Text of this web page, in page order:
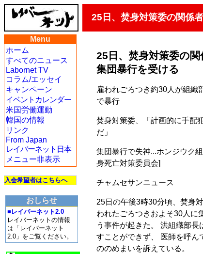
25日、焚身対策委の関係
Menu
ホーム
すべてのニュース
Labornet TV
コラム/エッセイ
キャンペーン
イベントカレンダー
米国労働運動
韓国の情報
リンク
From Japan
レイバーネット日本
メニュー非表示
入会希望者はこちらへ
おしらせ
■レイバーネット2.0
レイバーネットの情報
は「レイバーネット
2.0」をご覧ください。
25日、焚身対策委の
集団暴行を受ける
雇われごろつき約30人が組織
で暴行
焚身対策委、「計画的に手配
だ」
集団暴行で失神...ホンジウク
身死亡対策委員会]
チャムセサンニュース
25日の午後3時30分頃、焚身
われたごろつきおよそ30人に
う事件が起きた。 洪組織部
すことができず、 医師を呼ん
ののめまいを訴えている。